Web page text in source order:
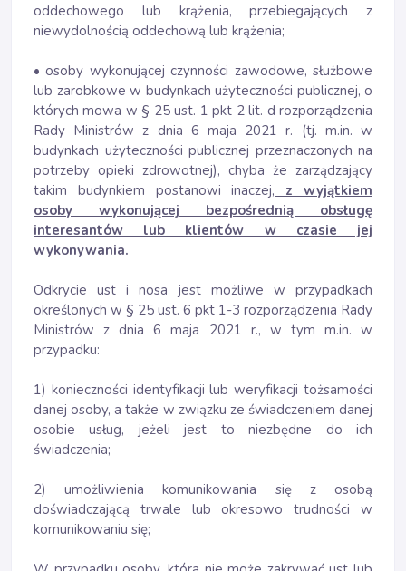
oddechowego lub krążenia, przebiegających z
niewydolnością oddechową lub krążenia;
• osoby wykonującej czynności zawodowe, służbowe
lub zarobkowe w budynkach użyteczności publicznej, o
których mowa w § 25 ust. 1 pkt 2 lit. d rozporządzenia
Rady Ministrów z dnia 6 maja 2021 r. (tj. m.in. w
budynkach użyteczności publicznej przeznaczonych na
potrzeby opieki zdrowotnej), chyba że zarządzający
takim budynkiem postanowi inaczej, z wyjątkiem
osoby wykonującej bezpośrednią obsługę
interesantów lub klientów w czasie jej
wykonywania.
Odkrycie ust i nosa jest możliwe w przypadkach
określonych w § 25 ust. 6 pkt 1-3 rozporządzenia Rady
Ministrów z dnia 6 maja 2021 r., w tym m.in. w
przypadku:
1) konieczności identyfikacji lub weryfikacji tożsamości
danej osoby, a także w związku ze świadczeniem danej
osobie usług, jeżeli jest to niezbędne do ich
świadczenia;
2) umożliwienia komunikowania się z osobą
doświadczającą trwale lub okresowo trudności w
komunikowaniu się;